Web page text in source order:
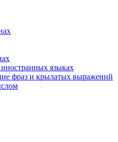
языках
фраз и крылатых выражений